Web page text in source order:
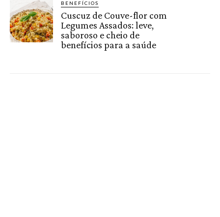
BENEFÍCIOS
Cuscuz de Couve-flor com
Legumes Assados: leve,
saboroso e cheio de
benefícios para a saúde